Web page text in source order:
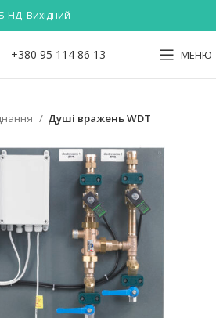
НД: Вихідний
+380 95 114 86 13 МЕНЮ
Душі вражень WDT